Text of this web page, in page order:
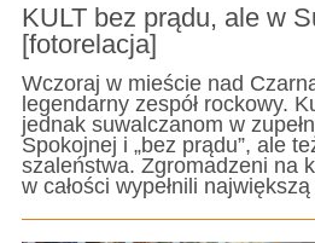
KULT bez prądu, ale w
[fotorelacja]
Wczoraj w mieście nad
legendarny zespół rockowy.
jednak suwalczanom w
Spokojnej i „bez prądu”, ale
szaleństwa. Zgromadzeni na
w całości wypełnili